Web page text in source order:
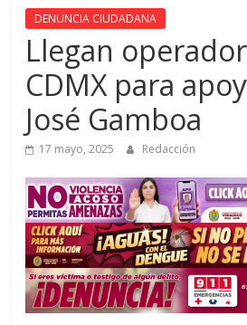
DENUNCIA CIUDADANA
Llegan
CDMX para
José Gamboa
17 mayo, 2025 Redacción